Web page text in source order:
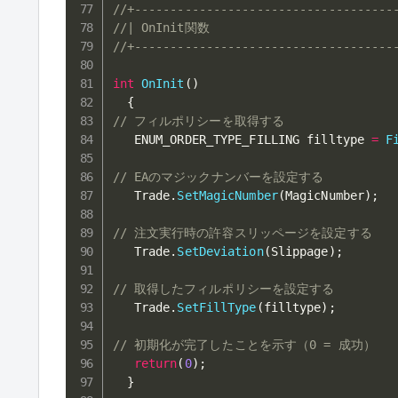
//
//| OnInit関数
//
int OnInit ( )
{
// フィルポリシーを取得する
   ENUM_ORDER_TYPE_FILLING filltype
=
// EAのマジックナンバーを設定する
   Trade
. SetMagicNumber(MagicNumber) ;
// 注文実行時の許容スリッページを設定する
   Trade
. SetDeviation(Slippage) ;
// 取得したフィルポリシーを設定する
   Trade
. SetFillType (filltype) ;
// 初期化が完了したことを示す（0 = 成功）
return( 0) ;
}